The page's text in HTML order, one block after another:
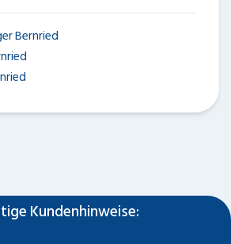
Bernried
Kundenhinweise: